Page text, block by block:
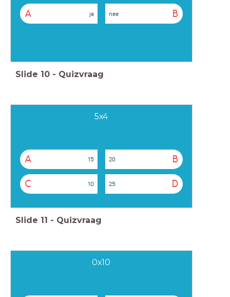
A ja B
nee
Slide 10 - Quizvraag
5x4
A 15 B
20
C 10 D
25
Slide 11 - Quizvraag
0x10